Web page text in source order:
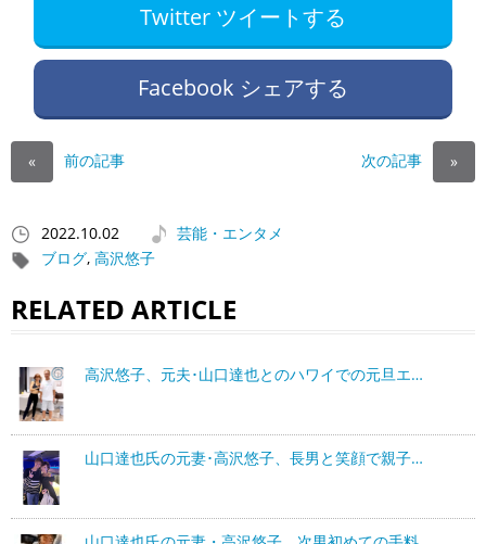
Twitter ツイートする
Facebook シェアする
« 前の記事 次の記事 »
2022.10.02
芸能・エンタメ
ブログ, 高沢悠子
RELATED ARTICLE
高沢悠子、元夫･山口達也とのハワイでの元旦エ…
山口達也氏の元妻･高沢悠子、長男と笑顔で親子…